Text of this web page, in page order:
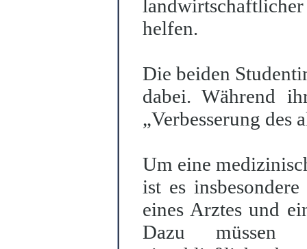
helfen.
Die beiden
dabei. Während
„Verbesserung des
Um eine
ist es
eines Arztes und
Dazu müssen